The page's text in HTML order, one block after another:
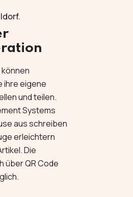
ihre eigene
und teilen.
Systems
aus schreiben
erleichtern
Die
über QR Code